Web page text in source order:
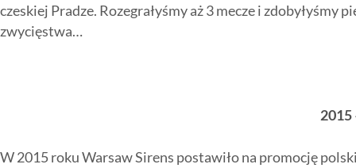
czeskiej Pradze. Rozegrałyśmy aż 3 mecze i
zwycięstwa…
2015
W 2015 roku Warsaw Sirens postawiło na promocję